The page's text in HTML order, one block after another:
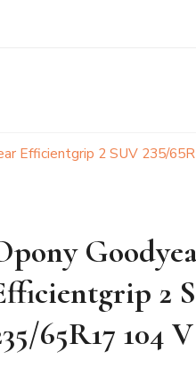
Efficientgrip 2 SUV 235/
2
65R17 104 V